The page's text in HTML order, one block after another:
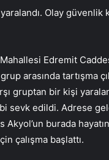
Olay güvenlik
Edremit
arasında tartışma
gruptan bir kişi
sevk edildi. Adrese
burada
çalışma başlattı.